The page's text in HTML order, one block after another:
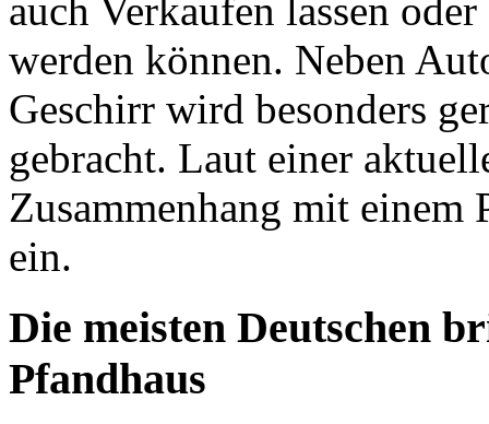
auch Verkaufen lassen
werden können. Neben
Geschirr wird besonders
gebracht. Laut einer
Zusammenhang mit einem
ein.
Die meisten Deutschen
Pfandhaus